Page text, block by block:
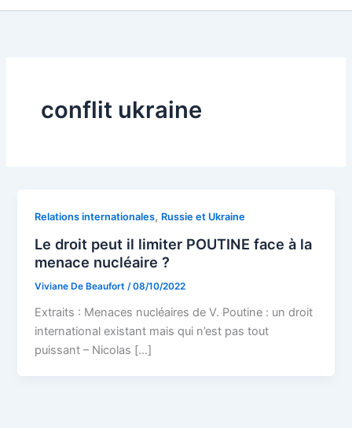
conflit ukraine
Relations internationales, Russie et Ukraine
Le droit peut il limiter POUTINE face à la
menace nucléaire ?
Viviane De Beaufort /08/10/2022
Extraits : Menaces nucléaires de V. Poutine : un droit
international existant mais qui n’est pas tout
puissant – Nicolas […]